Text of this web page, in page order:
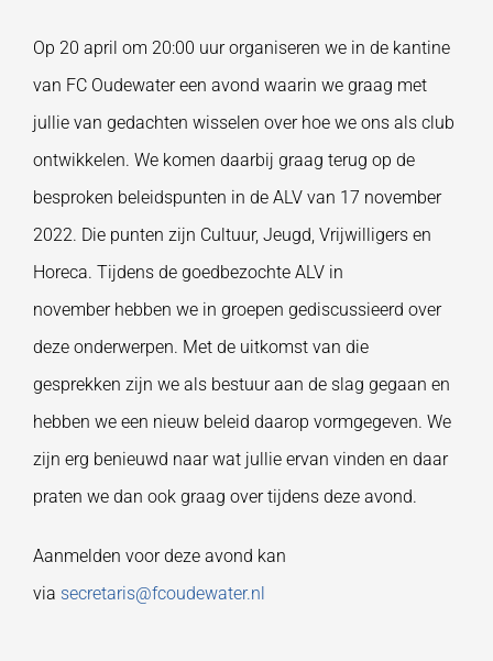
Op 20 april om 20:00 uur organiseren we in de kantine
van FC Oudewater een avond waarin we graag met
jullie van gedachten wisselen over hoe we ons als club
ontwikkelen. We komen daarbij graag terug op de
besproken beleidspunten in de ALV van 17 november
2022. Die punten zijn Cultuur, Jeugd, Vrijwilligers en
Horeca. Tijdens de goedbezochte ALV in
november hebben we in groepen gediscussieerd over
deze onderwerpen. Met de uitkomst van die
gesprekken zijn we als bestuur aan de slag gegaan en
hebben we een nieuw beleid daarop vormgegeven. We
zijn erg benieuwd naar wat jullie ervan vinden en daar
praten we dan ook graag over tijdens deze avond.
Aanmelden voor deze avond kan
via secretaris@fcoudewater.nl